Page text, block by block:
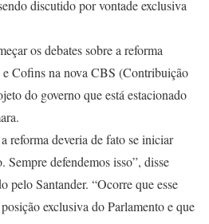
discutido por vontade exclusiva
os debates sobre a reforma
Cofins na nova CBS (Contribuição
do governo que está estacionado
reforma deveria de fato se iniciar
defendemos isso”, disse
pelo Santander. “Ocorre que esse
exclusiva do Parlamento e que